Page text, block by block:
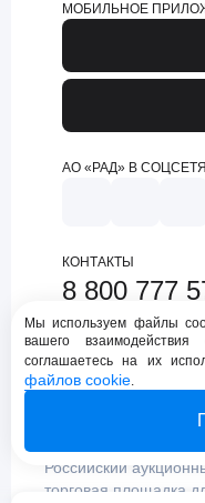
МОБИЛЬНОЕ
АО «РАД» В
КОНТАКТЫ
8 800 777
support@lot-
Российский
торговая площадка
Мы используем файлы
вашего
соглашаетесь на их
файлов cookie.